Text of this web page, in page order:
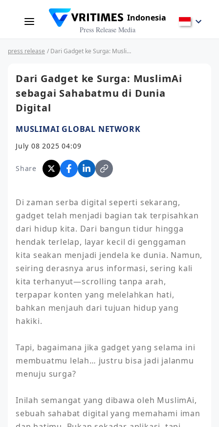
Indonesia
Press Release Media
press release / Dari Gadget ke Surga: MuslimAi sebagai Sahabatmu di Dunia Digital
Dari Gadget ke Surga: MuslimAi
sebagai Sahabatmu di Dunia
Digital
MUSLIMAI GLOBAL NETWORK
July 08 2025 04:09
Share
Di zaman serba digital seperti sekarang,
gadget telah menjadi bagian tak terpisahkan
dari hidup kita. Dari bangun tidur hingga
hendak terlelap, layar kecil di genggaman
kita seakan menjadi jendela ke dunia. Namun,
seiring derasnya arus informasi, sering kali
kita terhanyut—scrolling tanpa arah,
terpapar konten yang melelahkan hati,
bahkan menjauh dari tujuan hidup yang
hakiki.
Tapi, bagaimana jika gadget yang selama ini
membuatmu lelah… justru bisa jadi jalanmu
menuju surga?
Inilah semangat yang dibawa oleh MuslimAi,
sebuah sahabat digital yang memahami iman